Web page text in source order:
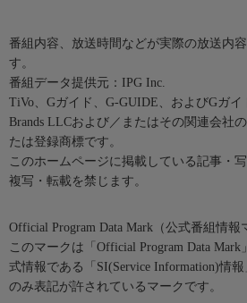
番組内容、放送時間などが実際の放送内
す。
番組データ提供元：IPG Inc.
TiVo、Gガイド、G-GUIDE、およびGガ
Brands LLCおよび／またはその関連会社
たは登録商標です。
このホームページに掲載している記事・
複写・転載を禁じます。
Official Program Data Mark（公式番組情報
このマークは「Official Program Data
式情報である「SI(Service Information)情
のみ表記が許されているマークです。